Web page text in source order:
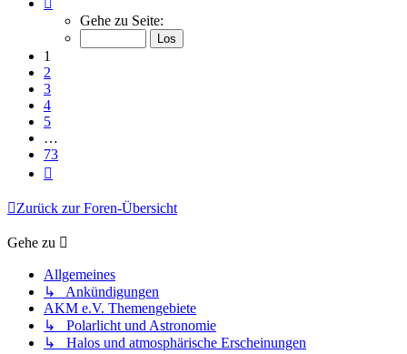
von
Gehe zu Seite:
1
2
3
4
5
…
73
Zurück zur Foren-Übersicht
Gehe zu
Allgemeines
↳ Ankündigungen
AKM e.V. Themengebiete
↳ Polarlicht und Astronomie
↳ Halos und atmosphärische Erscheinungen